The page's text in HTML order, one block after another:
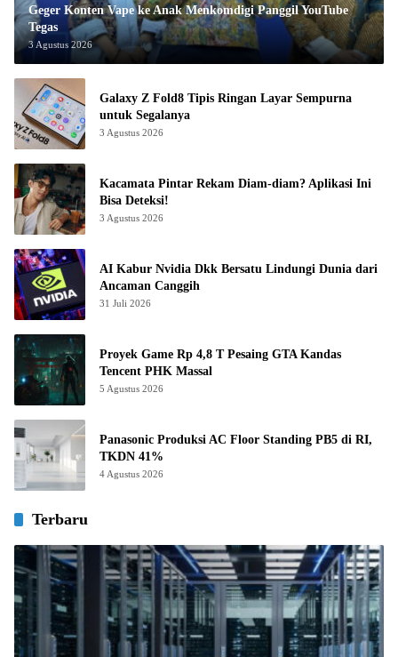
Geger Konten Vape ke Anak Menkomdigi Panggil YouTube
Tegas
3 Agustus 2026
Galaxy Z Fold8 Tipis Ringan Layar Sempurna
untuk Segalanya
3 Agustus 2026
Kacamata Pintar Rekam Diam-diam? Aplikasi Ini
Bisa Deteksi!
3 Agustus 2026
AI Kabur Nvidia Dkk Bersatu Lindungi Dunia dari
Ancaman Canggih
31 Juli 2026
Proyek Game Rp 4,8 T Pesaing GTA Kandas
Tencent PHK Massal
5 Agustus 2026
Panasonic Produksi AC Floor Standing PB5 di RI,
TKDN 41%
4 Agustus 2026
Terbaru